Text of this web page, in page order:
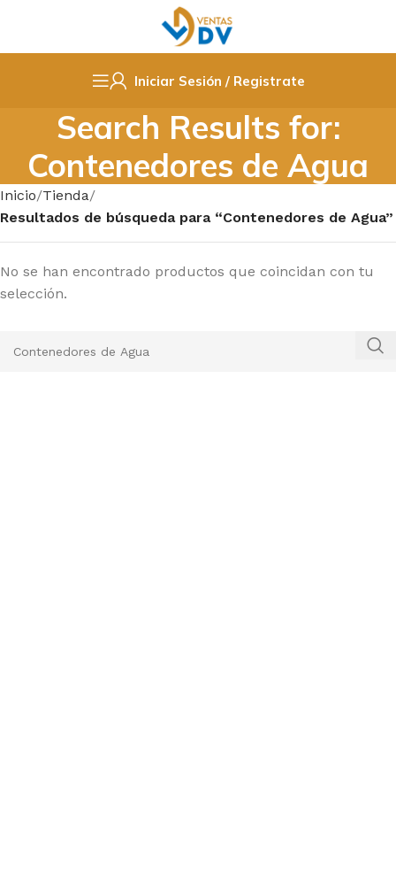
Iniciar Sesión / Registrate
Search Results for:
Contenedores de Agua
Inicio Tienda
Resultados de búsqueda para “Contenedores de Agua”
No se han encontrado productos que coincidan con tu
selección.